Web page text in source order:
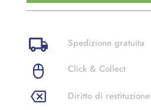
Spedizione gratuita
Click & Collect
Diritto di restituzione